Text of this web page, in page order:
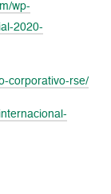
wp-
2020-
corporativo-rse/